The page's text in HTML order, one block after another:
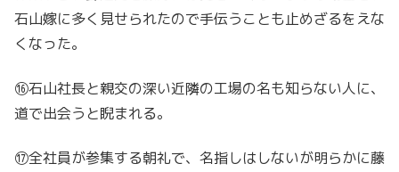
石山嫁に多く見せられたので手伝うことも止めざるをえな
くなった。
⑯石山社長と親交の深い近隣の工場の名も知らない人に、
道で出会うと睨まれる。
⑰全社員が参集する朝礼で、名指しはしないが明らかに藤